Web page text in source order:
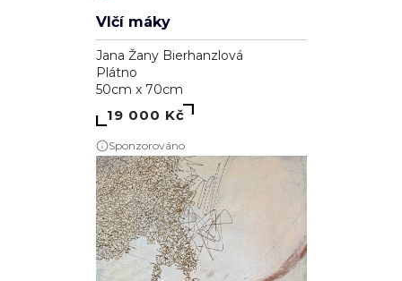
Vlčí máky
Jana Žany Bierhanzlová
Plátno
50cm x 70cm
19 000 Kč
Sponzorováno